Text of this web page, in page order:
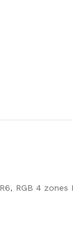
RGB 4 zones